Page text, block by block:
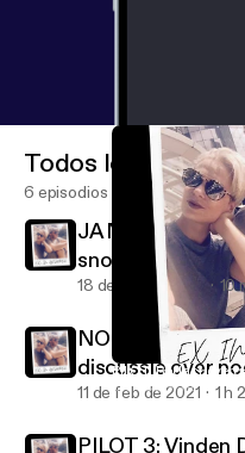
PILOT:
EXINGESPREK
Todos los
6 episodios
JA NOG EEN
snowboarden,
18 de feb de 2021 10
NOG EEN
discussie over
combineert!
11 de feb de 2021 1 h
PILOT 3: Vinden